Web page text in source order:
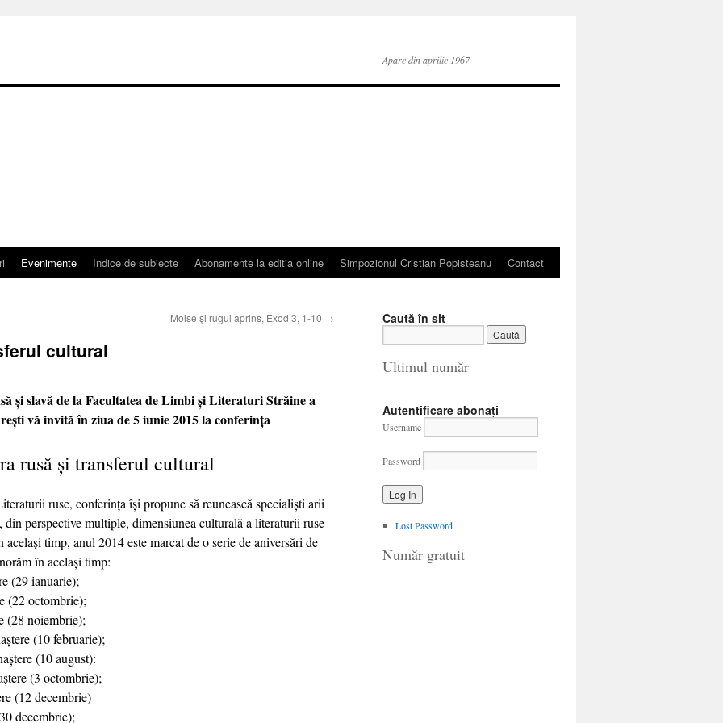
Apare din aprilie 1967
Evenimente Indice de subiecte Abonamente la editia online Simpozionul Cristian Popisteanu Contact
Moise și rugul aprins, Exod 3, 1-10 →
cultural
și slavă de la Facultatea de Limbi și Literaturi Străine a
vă invită în ziua de 5 iunie 2015 la conferința
rusă și transferul cultural
ruse, conferința își propune să reunească specialiști arii
perspective multiple, dimensiunea culturală a literaturii ruse
timp, anul 2014 este marcat de o serie de aniversări de
în același timp:
(29 ianuarie);
(22 octombrie);
(28 noiembrie);
(10 februarie);
(10 august):
(3 octombrie);
(12 decembrie)
decembrie);
Caută în sit
Ultimul număr
Autentificare abonați
Username
Password
Lost Password
Număr gratuit